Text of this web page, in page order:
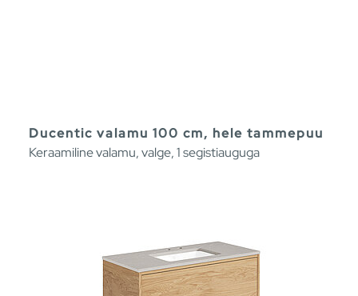
Ducentic valamu 100 cm, hele tammepuu
Keraamiline valamu, valge, 1 segistiauguga